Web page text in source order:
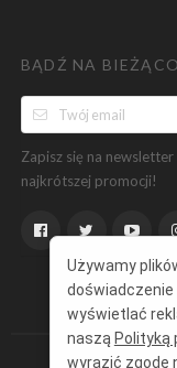
BĄDŹ NA BIEŻĄCO
Zapisz się na
najkrótszej promocji!
Używamy
doświadczenie
wyświetlać
naszą Polityką
wyrazić zgodę